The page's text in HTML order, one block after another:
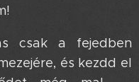
csak a fejedben
és kezdd el